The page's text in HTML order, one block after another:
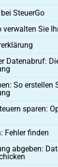
SteuerGo
verwalten Sie
Datenabruf:
So erstellen
sparen:
Fehler finden
abgeben: